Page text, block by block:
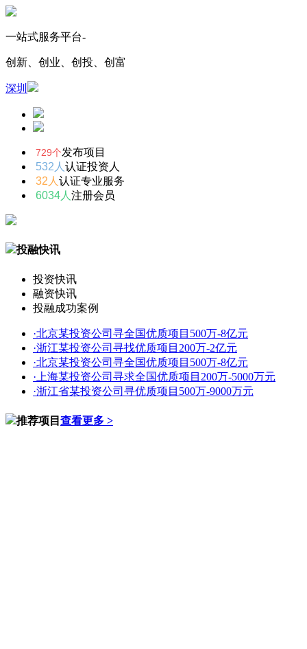
一站式服务平台-
创新、创业、创投、创富
深圳
729个发布项目
532人 认证投资人
32人 认证专业服务
6034人 注册会员
投融快讯
投资快讯
融资快讯
投融成功案例
·北京某投资公司寻全国优质项目500万-8亿元
·浙江某投资公司寻找优质项目200万-2亿元
·北京某投资公司寻全国优质项目500万-8亿元
· 上海某投资公司寻求全国优质项目200万-5000万元
·浙江省某投资公司寻优质项目500万-9000万元
推荐项目 查看更多 >